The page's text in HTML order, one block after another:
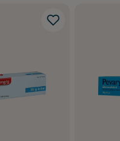
i form av krämer och gel.
svampen och lindra symtom
eller